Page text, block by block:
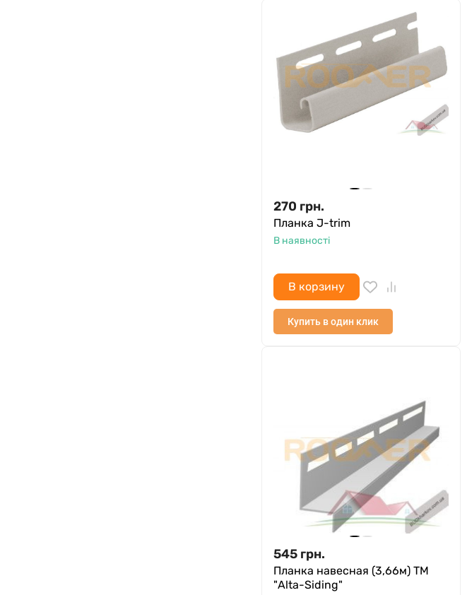
270 грн.
Планка J-trim
В наявності
В корзину
Купить в один клик
545 грн.
Планка навесная (3,66м) ТМ
"Alta-Siding"